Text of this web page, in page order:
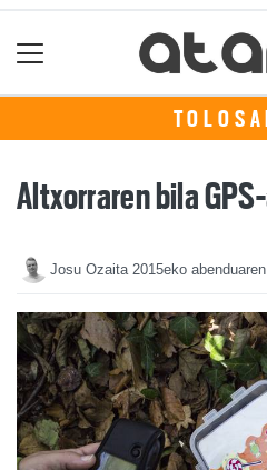
Altxorraren bila
Josu Ozaita 2015eko